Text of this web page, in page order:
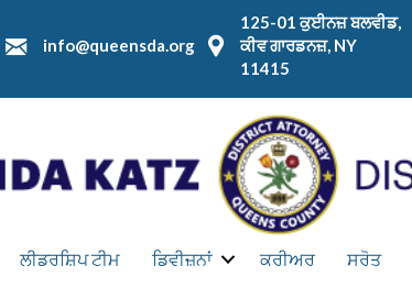
info@queensda.org
125-01 ਕੁਈਨਜ਼ ਬਲਵੀਡ,
ਕੀਵ ਗਾਰਡਨਜ਼, NY
11415
ਲੀਡਰਸ਼ਿਪ ਟੀਮ ਡਿਵੀਜ਼ਨਾਂ ਕਰੀਅਰ ਸਰੋਤ